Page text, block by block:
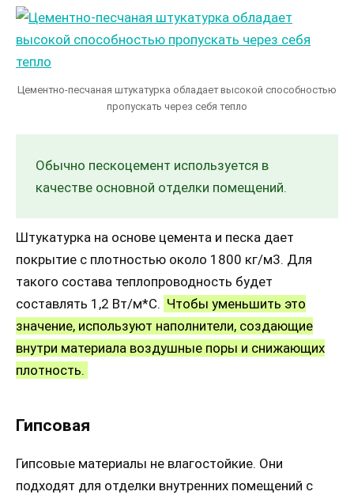
Цементно-песчаная штукатурка обладает высокой способностью
пропускать через себя тепло
Обычно пескоцемент используется в
качестве основной отделки помещений.
Штукатурка на основе цемента и песка дает
покрытие с плотностью около 1800 кг/м3. Для
такого состава теплопроводность будет
составлять 1,2 Вт/м*С. Чтобы уменьшить это
значение, используют наполнители, создающие
внутри материала воздушные поры и снижающих
плотность.
Гипсовая
Гипсовые материалы не влагостойкие. Они
подходят для отделки внутренних помещений с